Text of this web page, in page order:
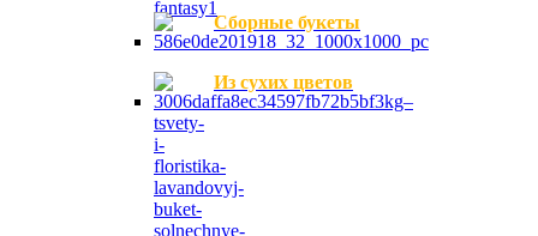
Сборные букеты
Из сухих цветов